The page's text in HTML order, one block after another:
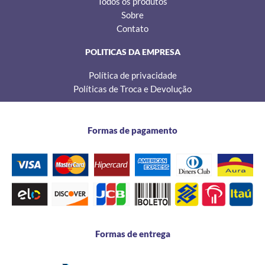
Sobre
Contato
POLITICAS DA EMPRESA
Política de privacidade
Políticas de Troca e Devolução
Formas de pagamento
Formas de entrega